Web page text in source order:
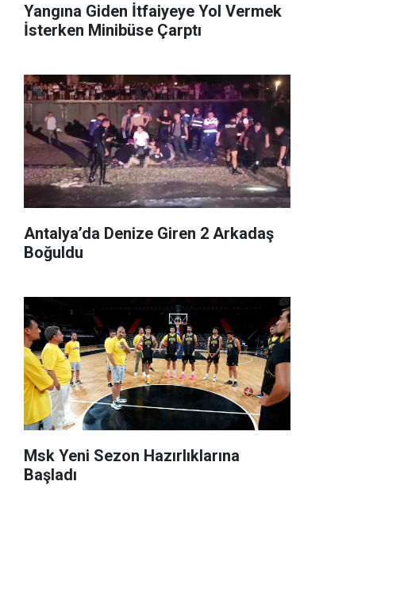
Yangına Giden İtfaiyeye Yol Vermek
İsterken Minibüse Çarptı
Antalya’da Denize Giren 2 Arkadaş
Boğuldu
Msk Yeni Sezon Hazırlıklarına
Başladı